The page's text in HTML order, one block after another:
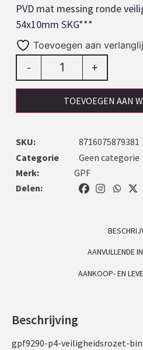
PVD mat messing ronde
54x10mm SKG***
Toevoegen aan
- +
TOEVOEGEN AAN
SKU:
8716075879381
Categorie
Geen categorie
Merk:
GPF
Delen:
AANVULLENDE
AANKOOP- EN
Beschrijving
gpf9290-p4-veiligheidsrozet-